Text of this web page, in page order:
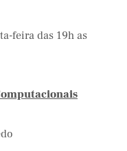
feira das 19h as